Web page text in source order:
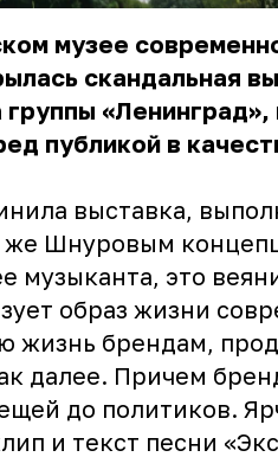
музее
скандальная
публикой в
выставка,
же Шнуровым
музыканта, это
образ жизни
жизнь брендам,
далее. Причем
до политиков.
и текст песни